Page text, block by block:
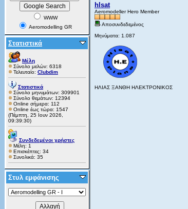
WWW
Aeromodelling GR
Στατιστικά
Μέλη
Σύνολο μελών: 6318
Τελευταίο: Clubdim
Στατιστικά
Σύνολο μηνυμάτων: 309901
Σύνολο θεμάτων: 12394
Online σήμερα: 112
Online έως τώρα: 1547
(Πέμπτη, 25 Ιουν 2026,
09:39:30)
Συνδεδεμένοι χρήστες
Μέλη: 1
Επισκέπτες: 34
Συνολικά: 35
Στυλ εμφάνισης
hlsat
Aeromodeller Hero Member
Αποσυνδεδεμένος
Μηνύματα: 1.087
ΗΛΙΑΣ ΞΑΝΘΗ ΗΛΕΚΤΡΟΝΙΚΟΣ